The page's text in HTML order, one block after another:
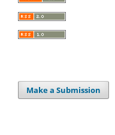
Make a Submission